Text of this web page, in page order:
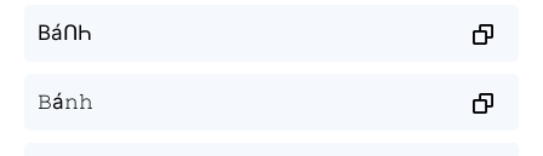
BáՈҺ
𝙱á𝚗𝚑